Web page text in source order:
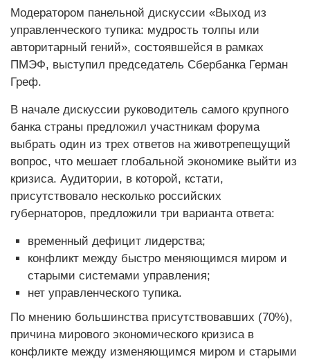
Модератором панельной дискуссии «Выход из
управленческого тупика: мудрость толпы или
авторитарный гений», состоявшейся в рамках
ПМЭФ, выступил председатель Сбербанка Герман
Греф.
В начале дискуссии руководитель самого крупного
банка страны предложил участникам форума
выбрать один из трех ответов на животрепещущий
вопрос, что мешает глобальной экономике выйти из
кризиса. Аудитории, в которой, кстати,
присутствовало несколько российских
губернаторов, предложили три варианта ответа:
временный дефицит лидерства;
конфликт между быстро меняющимся миром и
старыми системами управления;
нет управленческого тупика.
По мнению большинства присутствовавших (70%),
причина мирового экономического кризиса в
конфликте между изменяющимся миром и старыми